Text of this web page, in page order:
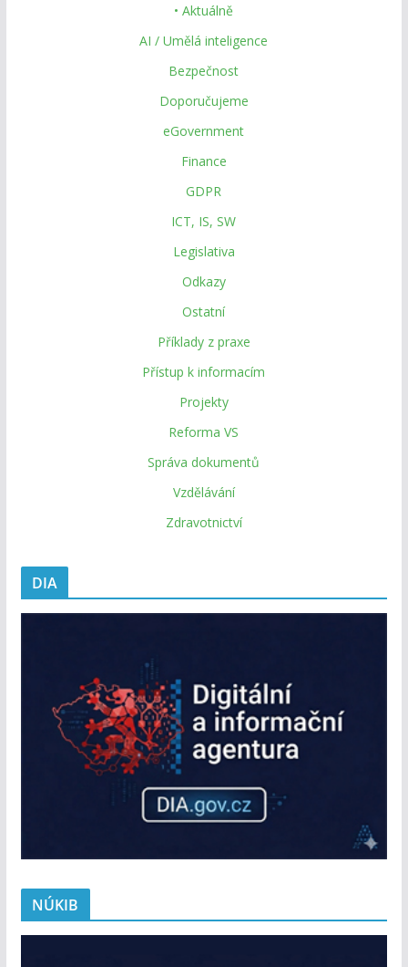
• Aktuálně
AI / Umělá inteligence
Bezpečnost
Doporučujeme
eGovernment
Finance
GDPR
ICT, IS, SW
Legislativa
Odkazy
Ostatní
Příklady z praxe
Přístup k informacím
Projekty
Reforma VS
Správa dokumentů
Vzdělávání
Zdravotnictví
DIA
NÚKIB